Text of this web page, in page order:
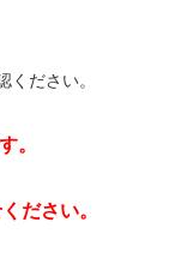
ください。
。
ださい。